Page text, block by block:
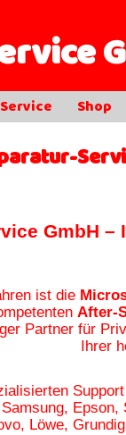
Service Shop
GmbH –
ist die
After-
Partner für
Ihrer
Samsung, Epson,
Löwe,